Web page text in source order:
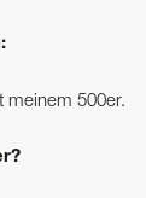
meinem 500er.